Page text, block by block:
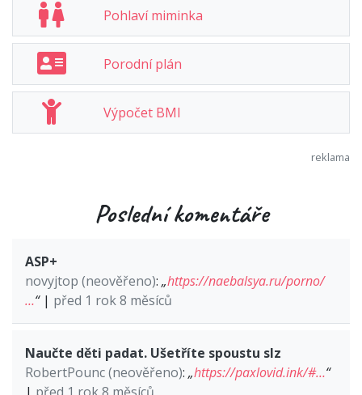
Pohlaví miminka
Porodní plán
Výpočet BMI
Poslední komentáře
ASP+
novyjtop (neověřeno): „https://naebalsya.ru/porno/
…“| před 1 rok 8 měsíců
Naučte děti padat. Ušetříte spoustu slz
RobertPounc (neověřeno): „https://paxlovid.ink/#…“